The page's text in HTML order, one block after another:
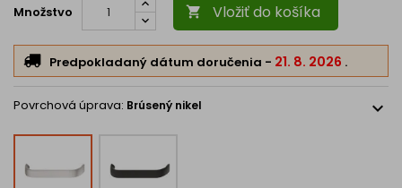
Množstvo  Vložiť do košíka
Predpokladaný dátum doručenia - 21. 8. 2026 .
Povrchová úprava: Brúsený nikel expand_more